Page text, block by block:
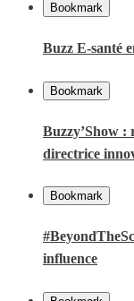
Bookmark
Buzz E-santé
Bookmark
Buzzy’Show :
directrice
Bookmark
influence